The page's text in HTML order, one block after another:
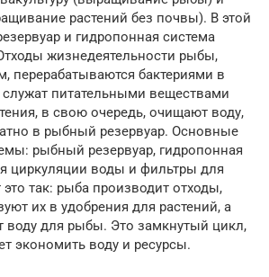
растений без почвы). В этой
и гидропонная система
жизнедеятельности рыбы,
перерабатываются бактериями в
питательными веществами
в свою очередь, очищают воду,
в рыбный резервуар. Основные
рыбный резервуар, гидропонная
циркуляции воды и фильтры для
это так: рыба производит отходы,
их в удобрения для растений, а
воду для рыбы. Это замкнутый цикл,
экономить воду и ресурсы.